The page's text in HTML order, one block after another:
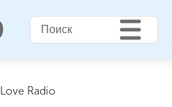
Love Radio